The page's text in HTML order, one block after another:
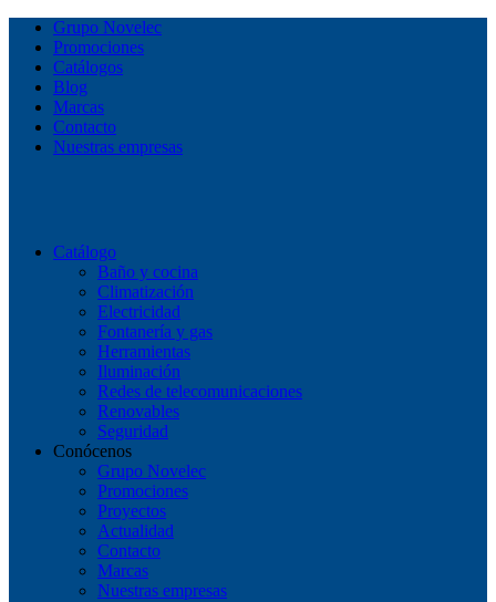
Grupo Novelec
Promociones
Catálogos
Blog
Marcas
Contacto
Nuestras empresas
Catálogo
Baño y cocina
Climatización
Electricidad
Fontanería y gas
Herramientas
Iluminación
Redes de telecomunicaciones
Renovables
Seguridad
Conócenos
Grupo Novelec
Promociones
Proyectos
Actualidad
Contacto
Marcas
Nuestras empresas